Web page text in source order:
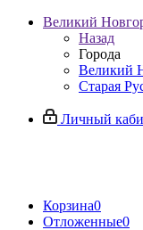
Великий
Назад
Города
Великий
Старая
Личный
Корзина0
Отложенные0